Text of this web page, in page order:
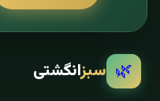
🌿 سبزانگشتی